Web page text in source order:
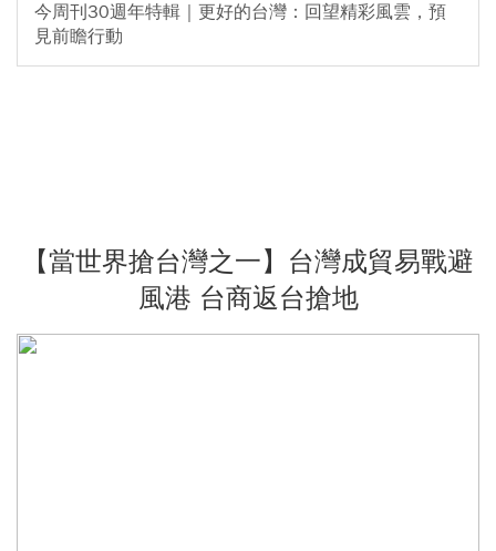
今周刊30週年特輯｜更好的台灣：回望精彩風雲，預
見前瞻行動
【當世界搶台灣之一】台灣成貿易戰避
風港 台商返台搶地